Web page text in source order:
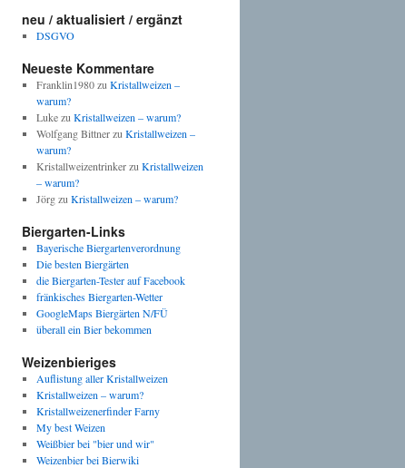
neu / aktualisiert / ergänzt
DSGVO
Neueste Kommentare
Franklin1980zu Kristallweizen –
warum?
Lukezu Kristallweizen – warum?
Wolfgang Bittnerzu Kristallweizen –
warum?
Kristallweizentrinkerzu Kristallweizen
– warum?
Jörgzu Kristallweizen – warum?
Biergarten-Links
Bayerische Biergartenverordnung
Die besten Biergärten
die Biergarten-Tester auf Facebook
fränkisches Biergarten-Wetter
GoogleMaps Biergärten N/FÜ
überall ein Bier bekommen
Weizenbieriges
Auflistung aller Kristallweizen
Kristallweizen – warum?
Kristallweizenerfinder Farny
My best Weizen
Weißbier bei "bier und wir"
Weizenbier bei Bierwiki